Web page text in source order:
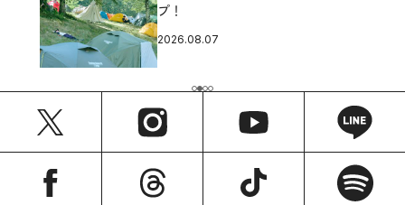
プ！
2026.08.07